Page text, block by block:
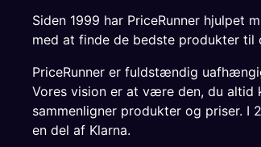
Siden 1999 har PriceRunner hjulpet
med at finde de bedste produkter til
PriceRunner er fuldstændig
Vores vision er at være den, du altid
sammenligner produkter og priser. I
en del af Klarna.